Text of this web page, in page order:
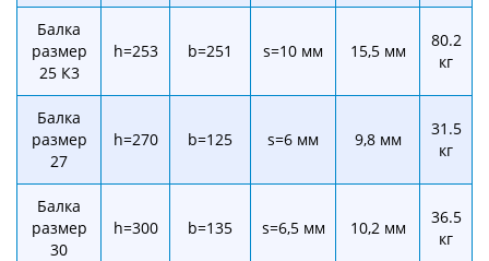
Балка
размер
25 К3
h=253 b=251 s=10 мм 15,5 мм
80.2
кг
Балка
размер
27
h=270 b=125 s=6 мм 9,8 мм
31.5
кг
Балка
размер
30
h=300 b=135 s=6,5 мм 10,2 мм
36.5
кг